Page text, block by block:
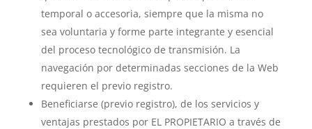
temporal o accesoria, siempre que la misma no
sea voluntaria y forme parte integrante y esencial
del proceso tecnológico de transmisión. La
navegación por determinadas secciones de la Web
requieren el previo registro.
Beneficiarse (previo registro), de los servicios y
ventajas prestados por EL PROPIETARIO a través de